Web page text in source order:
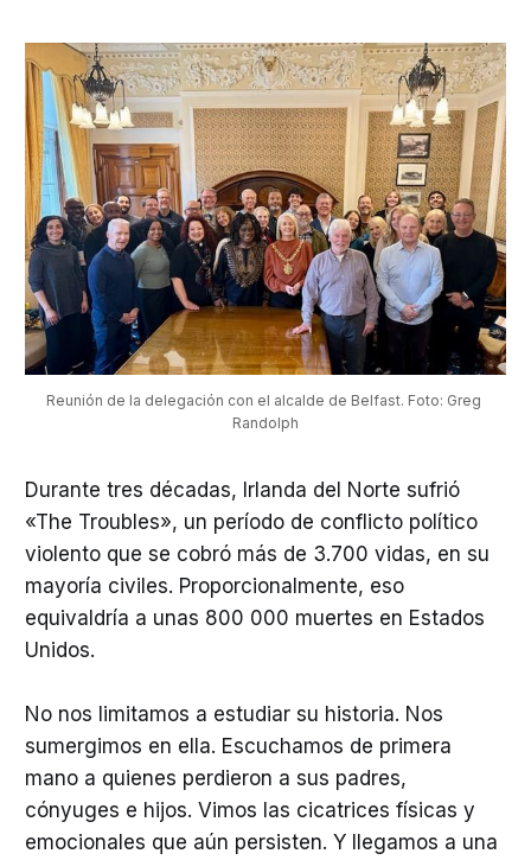
Reunión de la delegación con el alcalde de Belfast. Foto: Greg
Randolph
Durante tres décadas, Irlanda del Norte sufrió
«The Troubles», un período de conflicto político
violento que se cobró más de 3.700 vidas, en su
mayoría civiles. Proporcionalmente, eso
equivaldría a unas 800 000 muertes en Estados
Unidos.
No nos limitamos a estudiar su historia. Nos
sumergimos en ella. Escuchamos de primera
mano a quienes perdieron a sus padres,
cónyuges e hijos. Vimos las cicatrices físicas y
emocionales que aún persisten. Y llegamos a una